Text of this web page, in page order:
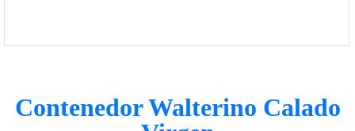
Contenedor Walterino Calado